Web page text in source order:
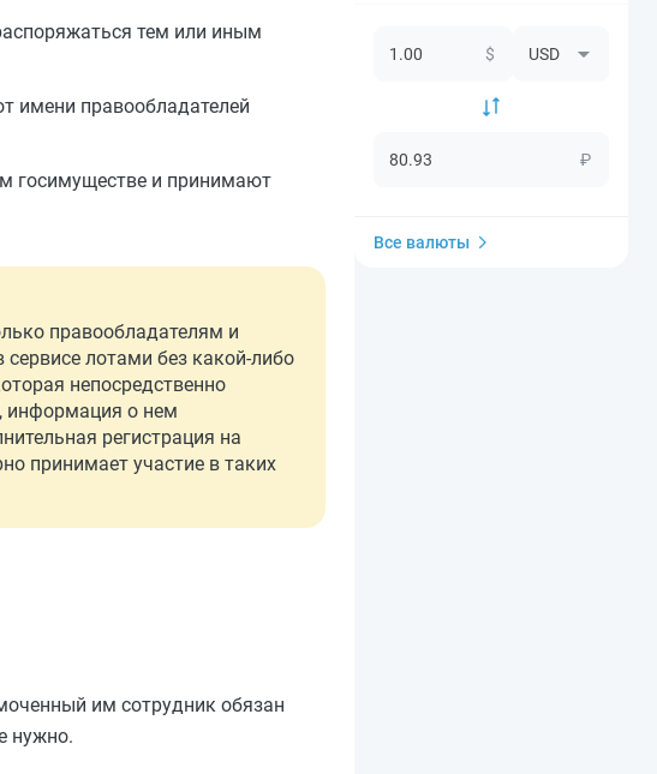
тем или иным
имени правообладателей
госимуществе и принимают
правообладателям и
лотами без какой-либо
непосредственно
информация о нем
регистрация на
принимает участие в таких
им сотрудник обязан
нужно.
$
₽
Все валюты